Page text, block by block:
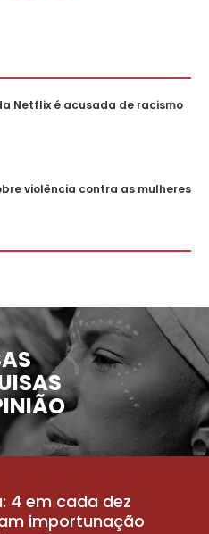
Netflix é acusada de racismo
violência contra as mulheres
4 em cada dez
importunação